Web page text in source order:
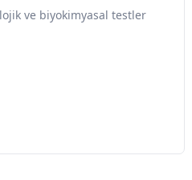
ve biyokimyasal testler